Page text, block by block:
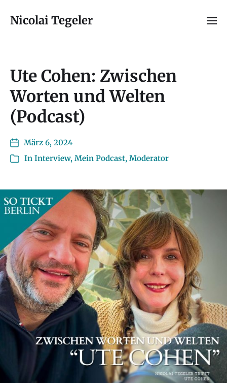
Nicolai Tegeler
Ute Cohen: Zwischen
Worten und Welten
(Podcast)
März 6, 2024
In Interview, Mein Podcast, Moderator